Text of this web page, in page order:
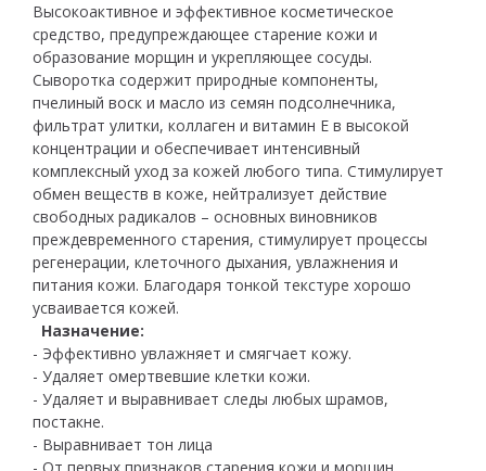
Высокоактивное и эффективное косметическое
средство, предупреждающее старение кожи и
образование морщин и укрепляющее сосуды.
Сыворотка содержит природные компоненты,
пчелиный воск и масло из семян подсолнечника,
фильтрат улитки, коллаген и витамин Е в высокой
концентрации и обеспечивает интенсивный
комплексный уход за кожей любого типа. Стимулирует
обмен веществ в коже, нейтрализует действие
свободных радикалов – основных виновников
преждевременного старения, стимулирует процессы
регенерации, клеточного дыхания, увлажнения и
питания кожи. Благодаря тонкой текстуре хорошо
усваивается кожей.
Назначение:
- Эффективно увлажняет и смягчает кожу.
- Удаляет омертвевшие клетки кожи.
- Удаляет и выравнивает следы любых шрамов,
постакне.
- Выравнивает тон лица